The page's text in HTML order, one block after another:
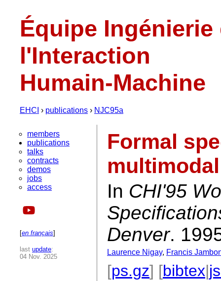
Équipe Ingénierie
l'Interaction
Humain-Machine
EHCI › publications › NJC95a
members
publications
talks
contracts
demos
jobs
access
[en français]
last update:
04 Nov. 2025
Formal
In CHI'95
Denver.
Laurence Nigay, Francis
[ps.gz] [bibtex|